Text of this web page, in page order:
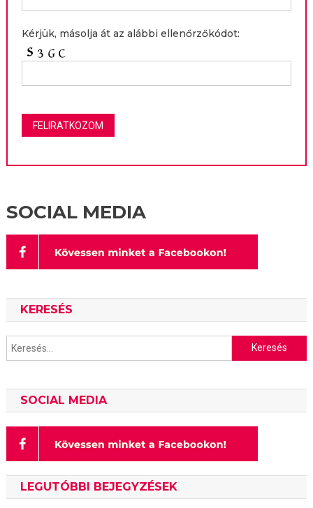
Kérjük, másolja át az alábbi ellenőrzőkódot:
SOCIAL MEDIA
KERESÉS
Keresés:
SOCIAL MEDIA
LEGUTÓBBI BEJEGYZÉSEK